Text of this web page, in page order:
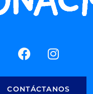
CONTÁCTANOS